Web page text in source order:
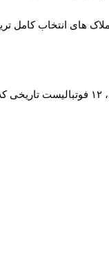
۴ فاکتور است یعنی گلزنی، پاس گل، دفاع و